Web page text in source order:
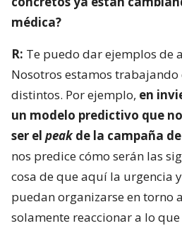
médica?
R: Te puedo dar ejemplos de
Nosotros estamos trabajando
distintos. Por ejemplo, en
un modelo predictivo que
ser el peakde la campaña
nos predice cómo serán las
cosa de que aquí la urgencia
puedan organizarse en torno
solamente reaccionar a lo que